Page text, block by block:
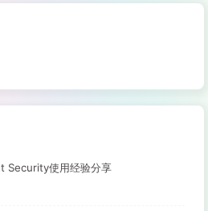
Security使用经验分享